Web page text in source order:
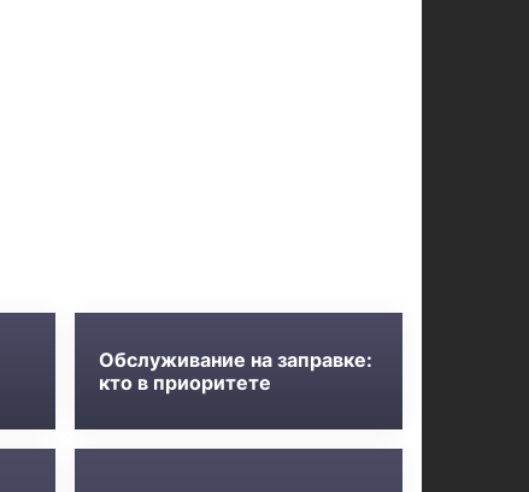
Обслуживание на заправке:
кто в приоритете